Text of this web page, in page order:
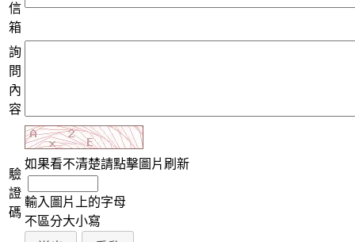
信
箱
詢
問
內
容
驗
證
碼
如果看不清楚請點擊圖片刷新
輸入圖片上的字母
不區分大小寫